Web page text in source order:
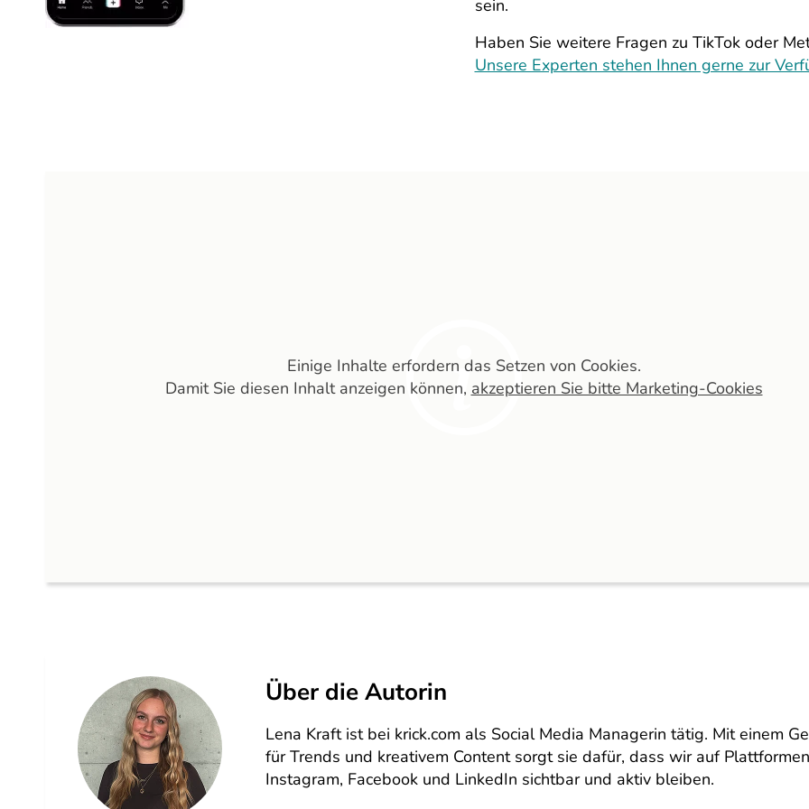
sein.
Haben Sie weitere Fragen zu TikTok oder
Unsere Experten stehen Ihnen gerne zur
Einige Inhalte erfordern das Setzen von Cookies.
Damit Sie diesen Inhalt anzeigen können, akzeptieren Sie bitte Marketing-Cookies
Über die Autorin
Lena Kraft ist bei krick.com als Social Media Managerin tätig. Mit einem
für Trends und kreativem Content sorgt sie dafür, dass wir auf
Instagram, Facebook und LinkedIn sichtbar und aktiv bleiben.